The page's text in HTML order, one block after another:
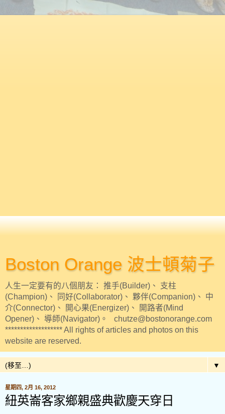
Boston Orange 波士頓菊子
人生一定要有的八個朋友： 推手(Builder)、 支柱
(Champion)、 同好(Collaborator)、 夥伴(Companion)、 中
介(Connector)、 開心果(Energizer)、 開路者(Mind
Opener)、 導師(Navigator)。 chutze@bostonorange.com
******************* All rights of articles and photos on this
website are reserved.
▼
星期四, 2月 16, 2012
紐英崙客家鄉親盛典歡慶天穿日